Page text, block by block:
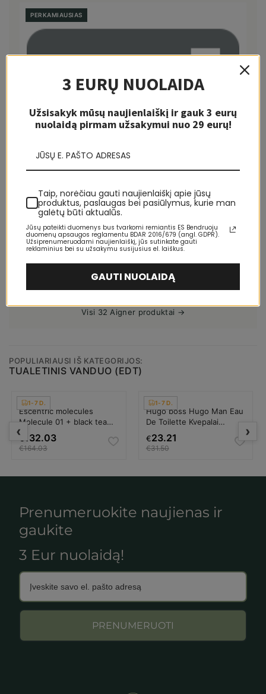
PERKAMIAUSIAS
AIGNER · FIRST CLASS
Aigner First Class Explorer 100ml kvepalai
Vyrams EDT Testeris
€25.25
Visi 32 Aigner produktai →
POPULIARIAUSI IŠ KATEGORIJOS:
TUALETINIS VANDUO (EDT)
1-7 D.
Escentric molecules
Molecule 01 + black tea
Eau De Toilette Kvepalai
Unisex
€ 132.03
€164.03
1-7 D.
Hugo boss Hugo Man Eau
De Toilette Kvepalai
Vyrams
€23.21
€31.50
‹ ›
Prenumeruokite naujienas ir
gaukite
3 Eur nuolaidą!
PRENUMERUOTI
3 EURŲ NUOLAIDA
Užsisakyk mūsų naujienlaiškį ir gauk 3 eurų
nuolaidą pirmam užsakymui nuo 29 eurų!
Taip, norėčiau gauti naujienlaiškį apie jūsų
produktus, paslaugas bei pasiūlymus, kurie man
galėtų būti aktualūs.
Jūsų pateikti duomenys bus tvarkomi remiantis ES Bendruoju
duomenų apsaugos reglamentu BDAR 2016/679 (angl. GDPR).
Užsiprenumeruodami naujienlaiškį, jūs sutinkate gauti
reklaminius bei su užsakymu susijusius el. laiškus.
GAUTI NUOLAIDĄ